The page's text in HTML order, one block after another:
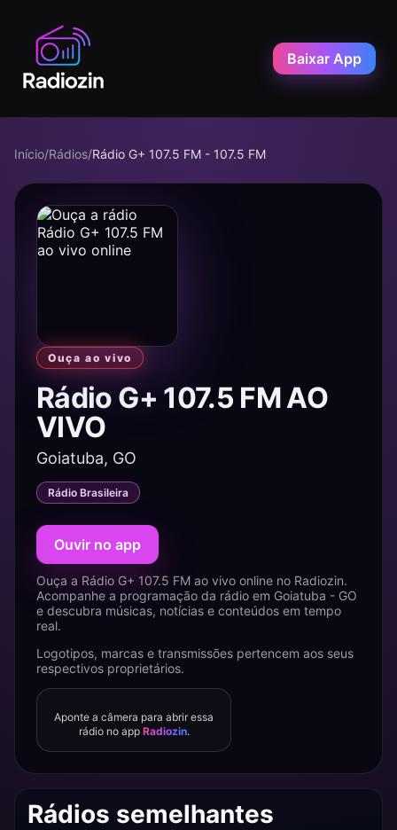
Baixar App
Início/Rádios/Rádio G+ 107.5 FM - 107.5 FM
Ouça ao vivo
Rádio G+ 107.5 FM AO
VIVO
Goiatuba, GO
Rádio Brasileira
Ouvir no app
Ouça a Rádio G+ 107.5 FM ao vivo online no Radiozin.
Acompanhe a programação da rádio em Goiatuba - GO
e descubra músicas, notícias e conteúdos em tempo
real.
Logotipos, marcas e transmissões pertencem aos seus
respectivos proprietários.
Aponte a câmera para abrir essa
rádio no app Radiozin.
Rádios semelhantes